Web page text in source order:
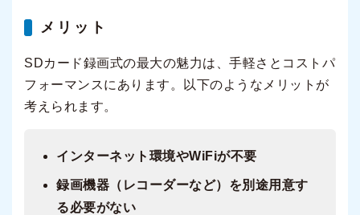
メリット
SDカード録画式の最大の魅力は、手軽さとコストパ
フォーマンスにあります。以下のようなメリットが
考えられます。
インターネット環境やWiFiが不要
録画機器（レコーダーなど）を別途用意す
る必要がない